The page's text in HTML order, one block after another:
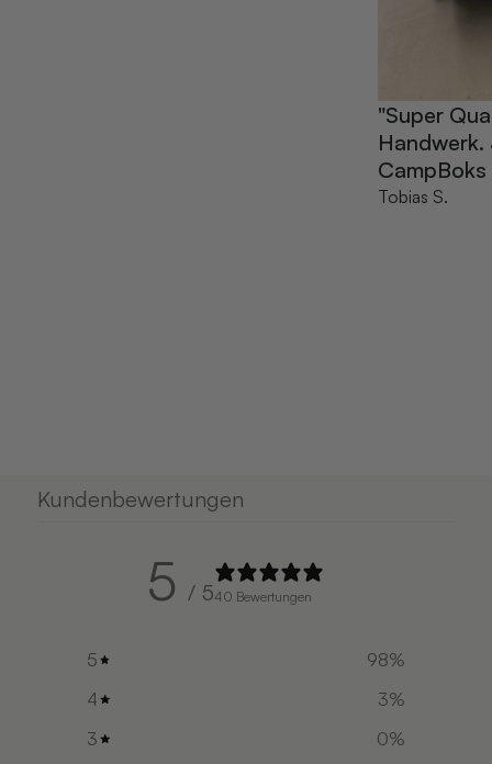
"Super
Handwerk.
Tobias S.
Kundenbewertungen
5 / 540 Bewertungen
5 98%
4
3%
3
0%